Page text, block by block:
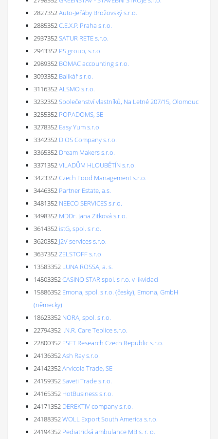
2827352Auto-Jeřáby Brožovský s.r.o.
2885352C.E.X.P. Praha s.r.o.
2937352SATUR RETE s.r.o.
2943352 P5 group, s.r.o.
2989352 BOMAC accounting s.r.o.
3093352 Balíkář s.r.o.
3116352ALSMO s.r.o.
3232352Společenství vlastníků, Na Letné 207/15, Olomouc
3255352 POPADOMS, SE
3278352 Easy Yum s.r.o.
3342352 DIOS Company s.r.o.
3365352 Dream Makers s.r.o.
3371352VILADŮM HLOUBĚTÍN s.r.o.
3423352Czech Food Management s.r.o.
3446352 Partner Estate, a.s.
3481352 NEECO SERVICES s.r.o.
3498352 MDDr. Jana Zitková s.r.o.
3614352 istG, spol. s r.o.
3620352 J2V services s.r.o.
3637352ZELSTOFF s.r.o.
13583352 LUNA ROSSA, a. s.
14503352CASINO STAR spol. s r.o. v likvidaci
15886352 Emona, spol. s r.o. (česky), Emona, GmbH
(německy)
18623352 NORA, spol. s r.o.
22794352 I.N.R. Care Teplice s.r.o.
22800352 ESET Research Czech Republic s.r.o.
24136352Ash Ray s.r.o.
24142352Arvicola Trade, SE
24159352Saveti Trade s.r.o.
24165352 HotBusiness s.r.o.
24171352 DEREKTIV company s.r.o.
24188352WOLL Export South America s.r.o.
24194352 Pediatrická ambulance MB s. r. o.